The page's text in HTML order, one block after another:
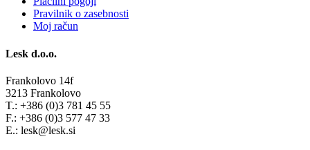
Pravilnik o zasebnosti
Moj račun
Lesk d.o.o.
Frankolovo 14f
3213 Frankolovo
T.: +386 (0)3 781 45 55
F.: +386 (0)3 577 47 33
E.: lesk@lesk.si